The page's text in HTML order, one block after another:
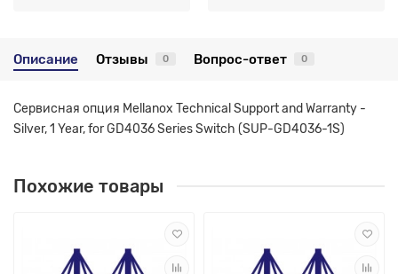
Описание Отзывы 0 Вопрос-ответ 0
Сервисная опция Mellanox Technical Support and Warranty -
Silver, 1 Year, for GD4036 Series Switch (SUP-GD4036-1S)
Похожие товары